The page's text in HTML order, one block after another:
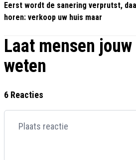
Eerst wordt de sanering verprutst,
horen: verkoop uw huis maar
Laat mensen
weten
6 Reacties